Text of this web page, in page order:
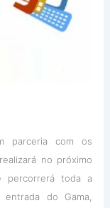
parceria com os
no próximo
percorrerá toda a
do Gama,